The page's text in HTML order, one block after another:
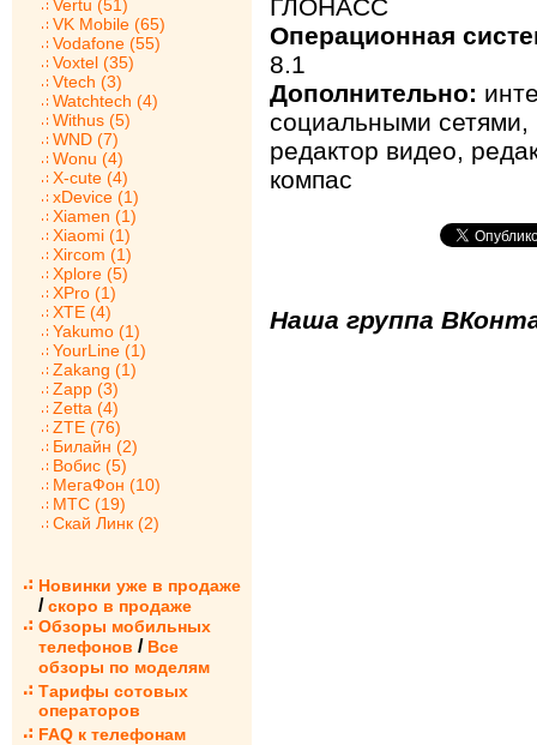
Vertu (51)
VK Mobile (65)
Vodafone (55)
Voxtel (35)
Vtech (3)
Watchtech (4)
Withus (5)
WND (7)
Wonu (4)
X-cute (4)
xDevice (1)
Xiamen (1)
Xiaomi (1)
Xircom (1)
Xplore (5)
XPro (1)
XTE (4)
Yakumo (1)
YourLine (1)
Zakang (1)
Zapp (3)
Zetta (4)
ZTE (76)
Билайн (2)
Вобис (5)
МегаФон (10)
МТС (19)
Скай Линк (2)
Новинки уже в продаже
/ скоро в продаже
Обзоры мобильных
телефонов / Все
обзоры по моделям
Тарифы сотовых
операторов
FAQ к телефонам
ГЛОНАСС
Операционная
8.1
Дополнительно:
социальными сетями,
редактор видео,
компас
Наша группа